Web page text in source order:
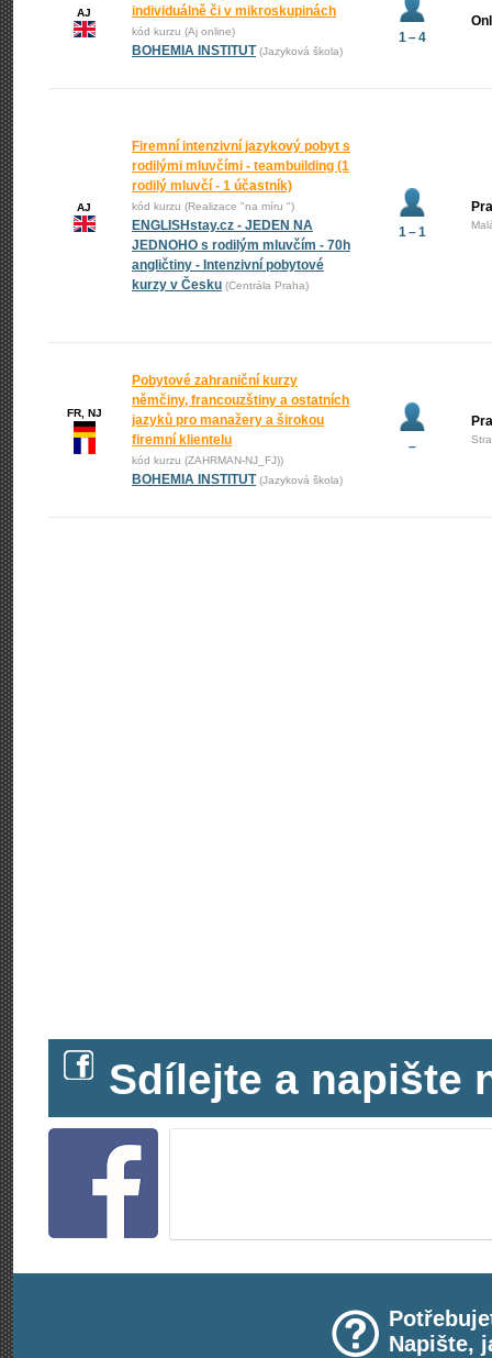
AJ
individuálně či v mikroskupinách
kód kurzu (Aj online)
BOHEMIA INSTITUT (Jazyková škola)
1 – 4
AJ
Firemní intenzivní jazykový pobyt s
rodilými mluvčími - teambuilding (1
rodilý mluvčí - 1 účastník)
kód kurzu (Realizace "na míru ")
ENGLISHstay.cz - JEDEN NA
JEDNOHO s rodilým mluvčím - 70h
angličtiny - Intenzivní pobytové
kurzy v Česku (Centrála Praha)
1 – 1
FR, NJ
Pobytové zahraniční kurzy
němčiny, francouzštiny a ostatních
jazyků pro manažery a širokou
firemní klientelu
kód kurzu (ZAHRMAN-NJ_FJ))
BOHEMIA INSTITUT (Jazyková škola)
–
Sdílejte a napište
Napište,